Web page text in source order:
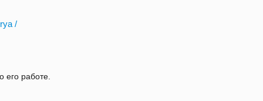
/
его работе.